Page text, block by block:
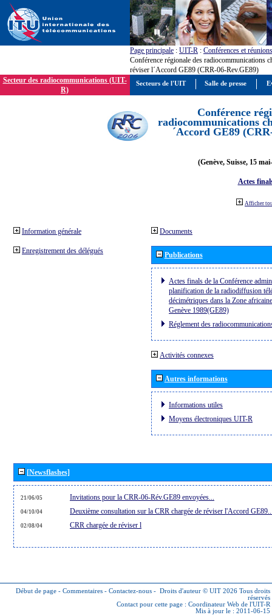
Page principale : UIT-R : Conférences et réunions
Conférence régionale des radiocommunications
réviser l´Accord GE89 (CRR-06-Rev.GE89)
Secteur des radiocommunications (UIT-
R)
Conférence
radiocommunications
´Accord GE89
(Genève, Suisse, 15
Actes
Afficher
Information générale
Enregistrement des délégués
Documents
Publications
Actes finals de la Conférence
planification de la radiodiffusion
décimétriques dans la Zone
Genève 1989(GE89)
Réglement des
Activités connexes
Autres informations
Informations utiles
Moyens électroniques UIT-R
[Newsflashes]
21/06/05 Invitations pour la CRR-06-Rév.GE89 envoyées...
04/10/04 Deuxième consultation sur la CRR chargée de réviser l'Accord
02/08/04 CRR chargée de réviser l
Début de page - Commentaires - Contactez-nous - Droits d'auteur © UIT 2026 Tous droits
réservés
Contact pour cette page : Coordinateur Web de l'UIT-R
Mis à jour le : 2011-06-15
Secteurs de l'UIT Salle de presse